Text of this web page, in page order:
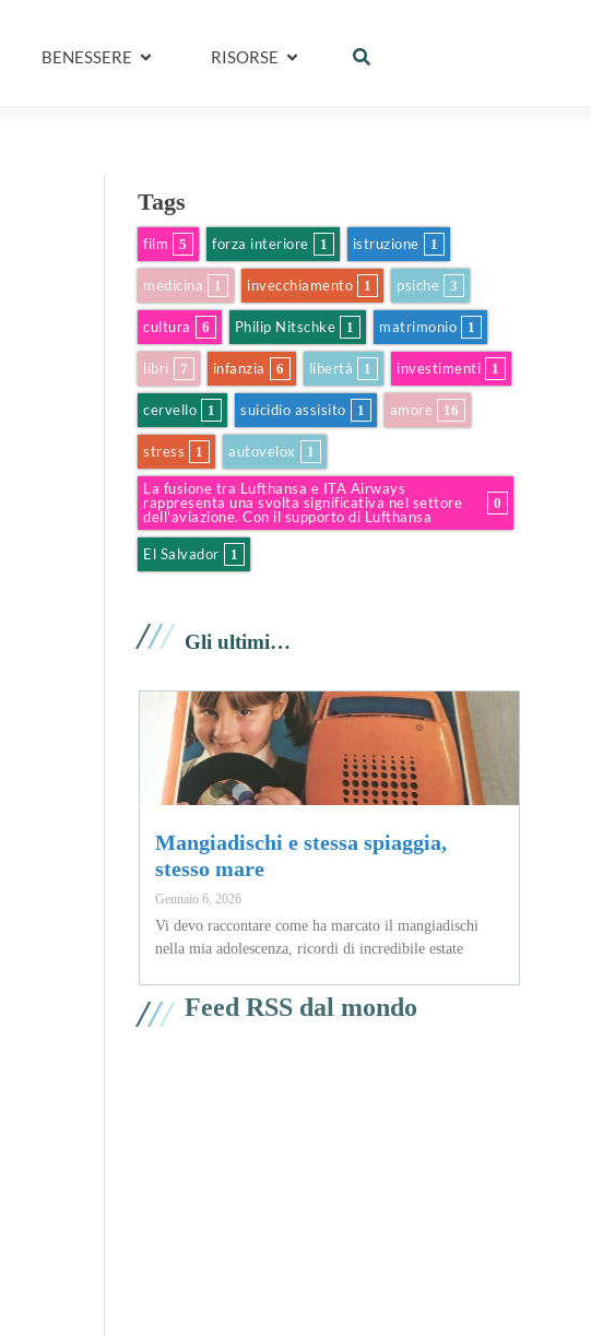
BENESSERE RISORSE
Tags
film 5 forza interiore 1 istruzione 1
medicina 1 invecchiamento 1 psiche 3
cultura 6 Philip Nitschke 1 matrimonio 1
libri 7 infanzia 6 libertà 1 investimenti 1
cervello 1 suicidio assisito 1 amore 16
stress 1 autovelox 1
La fusione tra Lufthansa e ITA Airways
rappresenta una svolta significativa nel settore
dell'aviazione. Con il supporto di Lufthansa
0
El Salvador 1
/// Gli ultimi…
Mangiadischi e stessa spiaggia,
stesso mare
Gennaio 6, 2026
Vi devo raccontare come ha marcato il mangiadischi
nella mia adolescenza, ricordi di incredibile estate
/// Feed RSS dal mondo